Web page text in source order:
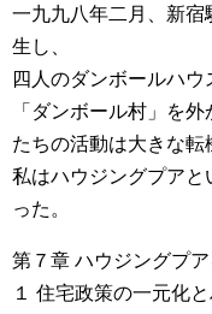
一九九八年二月、新
生し、
四人のダンボールハウ
「ダンボール村」を
たちの活動は大きな転
私はハウジングプア
った。
第７章 ハウジングプ
１ 住宅政策の一元化